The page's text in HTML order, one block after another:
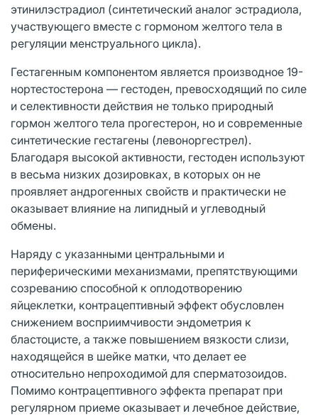
этинилэстрадиол (синтетический аналог эстрадиола,
участвующего вместе с гормоном желтого тела в
регуляции менструального цикла).
Гестагенным компонентом является производное 19-
нортестостерона — гестоден, превосходящий по силе
и селективности действия не только природный
гормон желтого тела прогестерон, но и современные
синтетические гестагены (левоноргестрел).
Благодаря высокой активности, гестоден используют
в весьма низких дозировках, в которых он не
проявляет андрогенных свойств и практически не
оказывает влияние на липидный и углеводный
обмены.
Наряду с указанными центральными и
периферическими механизмами, препятствующими
созреванию способной к оплодотворению
яйцеклетки, контрацептивный эффект обусловлен
снижением восприимчивости эндометрия к
бластоцисте, а также повышением вязкости слизи,
находящейся в шейке матки, что делает ее
относительно непроходимой для сперматозоидов.
Помимо контрацептивного эффекта препарат при
регулярном приеме оказывает и лечебное действие,